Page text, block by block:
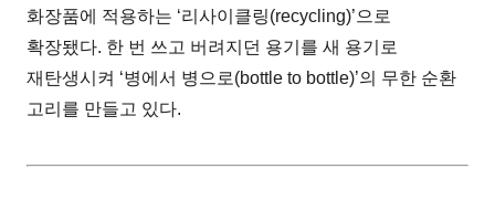
화장품에 적용하는 ‘리사이클링(recycling)’으로
확장됐다. 한 번 쓰고 버려지던 용기를 새 용기로
재탄생시켜 ‘병에서 병으로(bottle to bottle)’의 무한 순환
고리를 만들고 있다.